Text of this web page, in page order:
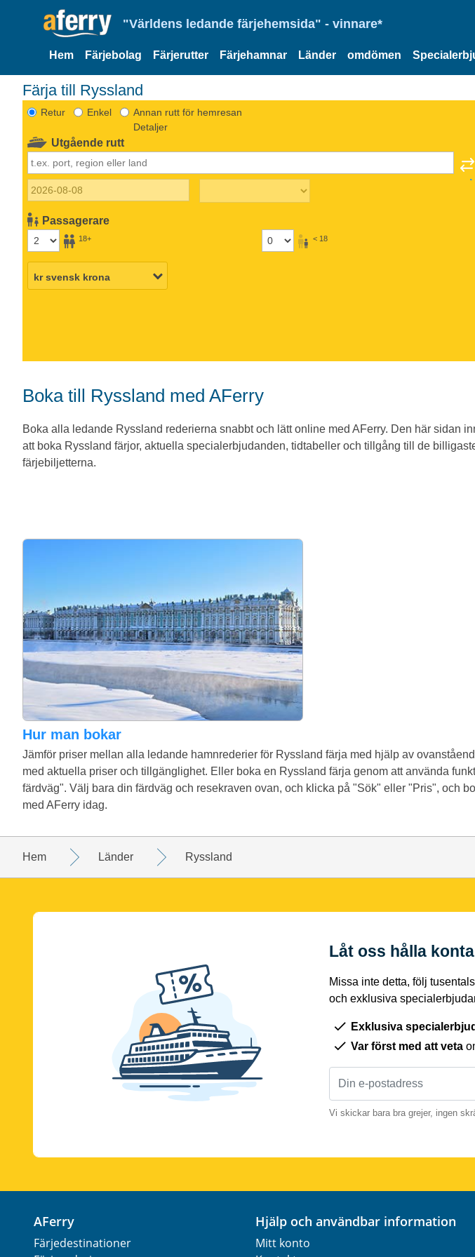
"Världens ledande färjehemsida" - vinnare*
Hem Färjebolag Färjerutter Färjehamnar Länder omdömen
Färja till Ryssland
Retur Enkel
Annan rutt för hemresan
Detaljer
Utgående rutt
Passagerare
18+ < 18
Boka till Ryssland med AFerry
Boka alla ledande Ryssland rederierna snabbt och lätt online med AFerry. Den här sidan
att boka Ryssland färjor, aktuella specialerbjudanden, tidtabeller och tillgång till de
färjebiljetterna.
Hur man bokar
Jämför priser mellan alla ledande hamnrederier för Ryssland färja med hjälp av
med aktuella priser och tillgänglighet. Eller boka en Ryssland färja genom att använda
färdväg". Välj bara din färdväg och resekraven ovan, och klicka på "Sök" eller "Pris", och
med AFerry idag.
Hem Länder Ryssland
Låt oss hålla
Missa inte detta, följ
och exklusiva
Exklusiva
Var först med att veta
Vi skickar bara bra grejer, ingen
AFerry
Färjedestinationer
Hjälp och användbar information
Mitt konto